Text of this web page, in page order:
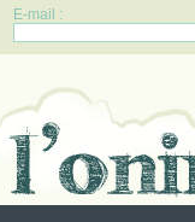
E-mail :